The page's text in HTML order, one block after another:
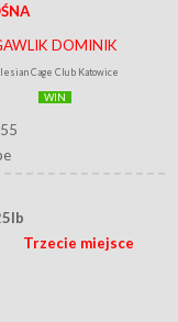
DOMINIK
Cage Club Katowice
WIN
Trzecie miejsce